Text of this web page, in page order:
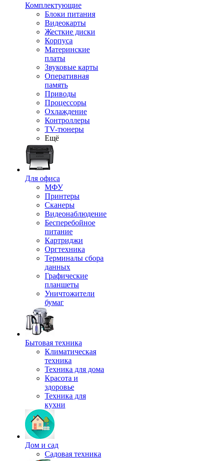
Комплектующие
Блоки питания
Видеокарты
Жесткие диски
Корпуса
Материнские
платы
Звуковые карты
Оперативная
память
Приводы
Процессоры
Охлаждение
Контроллеры
TV-тюнеры
Ещё
Для офиса
МФУ
Принтеры
Сканеры
Видеонаблюдение
Бесперебойное
питание
Картриджи
Оргтехника
Терминалы сбора
данных
Графические
планшеты
Уничтожители
бумаг
Бытовая техника
Климатическая
техника
Техника для дома
Красота и
здоровье
Техника для
кухни
Дом и сад
Садовая техника